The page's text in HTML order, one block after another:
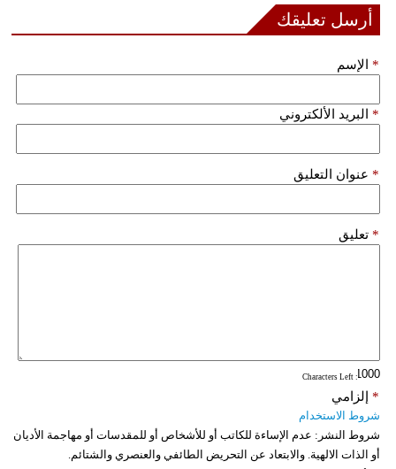
أرسل تعليقك
الإسم *
البريد الألكتروني *
عنوان التعليق *
تعليق *
: Characters Left
إلزامي *
شروط الاستخدام
شروط النشر: عدم الإساءة للكاتب أو للأشخاص أو للمقدسات أو مهاجمة الأديان
أو الذات الالهية. والابتعاد عن التحريض الطائفي والعنصري والشتائم.